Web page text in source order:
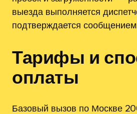
выезда выполняется
подтверждается
Тарифы и
оплаты
Базовый вызов по Москве